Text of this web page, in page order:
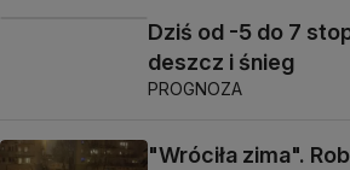
Dziś od -5 do 7
deszcz i śnieg
PROGNOZA
"Wróciła zima".